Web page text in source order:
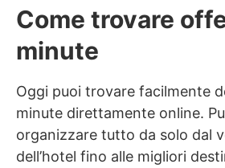
Come trovare
minute
Oggi puoi trovare facilmente
minute direttamente online.
organizzare tutto da solo dal
dell’hotel fino alle migliori